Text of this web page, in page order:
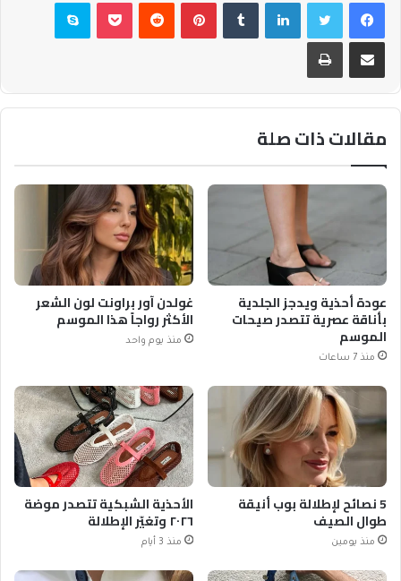
مشاركة عبر البريد طباعة
مقالات ذات صلة
عودة أحذية ويدجز الجلدية
بأناقة عصرية تتصدر صيحات
الموسم
منذ 7 ساعات
غولدن آور براونت لون الشعر
الأكثر رواجاً هذا الموسم
منذ يوم واحد
5 نصائح لإطلالة بوب أنيقة
طوال الصيف
منذ يومين
الأحذية الشبكية تتصدر موضة
٢٠٢٦ وتغيّر الإطلالة
منذ 3 أيام